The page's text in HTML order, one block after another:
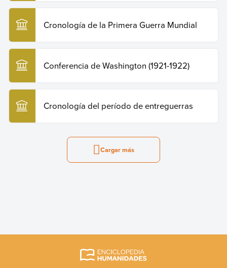
Cronología de la Primera Guerra Mundial
Conferencia de Washington (1921-1922)
Cronología del período de entreguerras
Cargar más